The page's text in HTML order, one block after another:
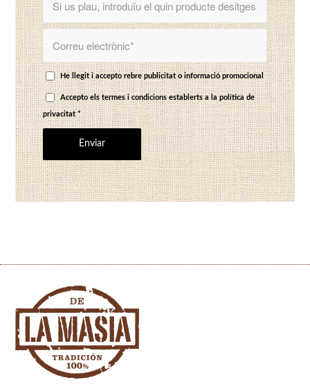
He llegit i accepto rebre publicitat o informació promocional
Accepto els termes i condicions establerts ala política de
privacitat *